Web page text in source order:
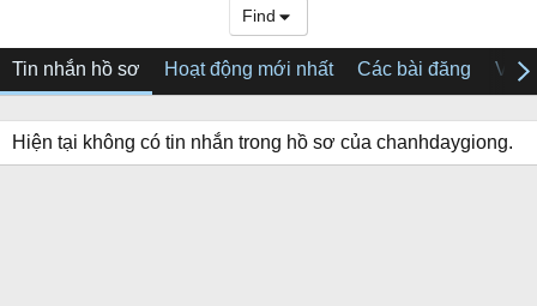
Find
Tin nhắn hồ sơ Hoạt động mới nhất Các bài đăng Về
Hiện tại không có tin nhắn trong hồ sơ của chanhdaygiong.